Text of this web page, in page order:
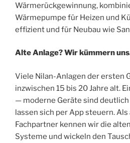
Wärmerückgewinnung,
Wärmepumpe für Heizen und
effizient und für Neubau wie
Alte Anlage? Wir kümmern
Viele Nilan-Anlagen der ersten
inzwischen 15 bis 20 Jahre alt.
— moderne Geräte sind
lassen sich per App steuern.
Fachpartner kennen wir die
Systeme und wickeln den